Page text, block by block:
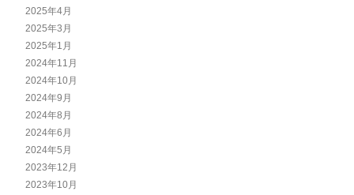
2025年4月
2025年3月
2025年1月
2024年11月
2024年10月
2024年9月
2024年8月
2024年6月
2024年5月
2023年12月
2023年10月